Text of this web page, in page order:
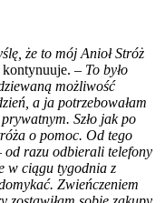
że to mój Anioł Stróż
kontynuuje. – To było
możliwość
a ja potrzebowałam
Szło jak po
o pomoc. Od tego
od razu odbierali telefony
w ciągu tygodnia z
Zwieńczeniem